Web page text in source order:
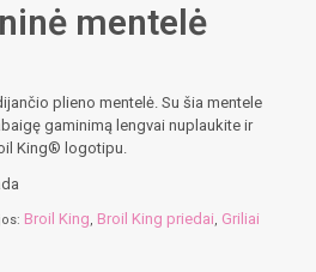
mentelė
plieno mentelė. Su šia mentele
gaminimą lengvai nuplaukite ir
King® logotipu.
Broil King, Broil King priedai, Griliai